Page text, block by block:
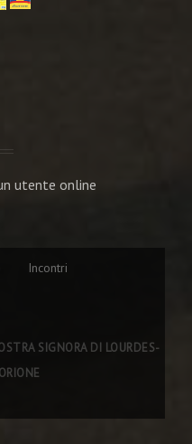
utente online
Incontri
SIGNORA DI LOURDES-